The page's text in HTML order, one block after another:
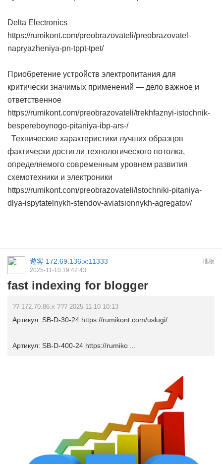
Delta Electronics
https://rumikont.com/preobrazovateli/preobrazovatel-
napryazheniya-pn-tppt-tpet/
Приобретение устройств электропитания для
критически значимых применений — дело важное и
ответственное
https://rumikont.com/preobrazovateli/trekhfaznyi-istochnik-
bespereboynogo-pitaniya-ibp-ars-/
Технические характеристики лучших образцов
фактически достигли технологического потолка,
определяемого современным уровнем развития
схемотехники и электроники
https://rumikont.com/preobrazovateli/istochniki-pitaniya-
dlya-ispytatelnykh-stendov-aviatsionnykh-agregatov/
地板
遊客 172.69.136.x:11333
2025-11-10 19:42:43
fast indexing for blogger
?? 172.70.86.x ??? 2025-11-10 10:13
Артикул: SB-D-30-24 https://rumikont.com/uslugi/
Артикул: SB-D-400-24 https://rumiko ...